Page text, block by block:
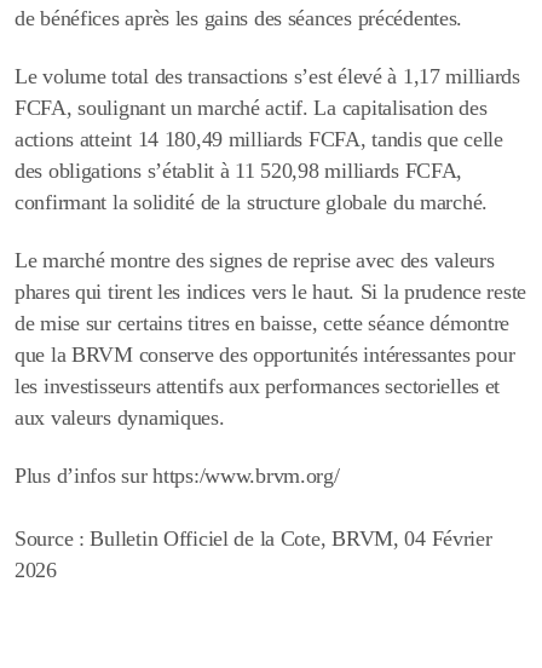
de bénéfices après les gains des séances précédentes.
Le volume total des transactions s’est élevé à 1,17 milliards
FCFA, soulignant un marché actif. La capitalisation des
actions atteint 14 180,49 milliards FCFA, tandis que celle
des obligations s’établit à 11 520,98 milliards FCFA,
confirmant la solidité de la structure globale du marché.
Le marché montre des signes de reprise avec des valeurs
phares qui tirent les indices vers le haut. Si la prudence reste
de mise sur certains titres en baisse, cette séance démontre
que la BRVM conserve des opportunités intéressantes pour
les investisseurs attentifs aux performances sectorielles et
aux valeurs dynamiques.
Plus d’infos sur https:/www.brvm.org/
Source : Bulletin Officiel de la Cote, BRVM, 04 Février
2026